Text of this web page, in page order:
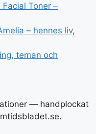
Toner –
– hennes liv,
teman och
— handplockat